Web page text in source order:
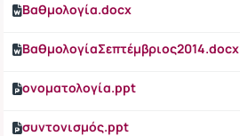
Βαθμολογία.docx
ΒαθμολογίαΣεπτέμβριος2014.docx
ονοματολογία.ppt
συντονισμός.ppt